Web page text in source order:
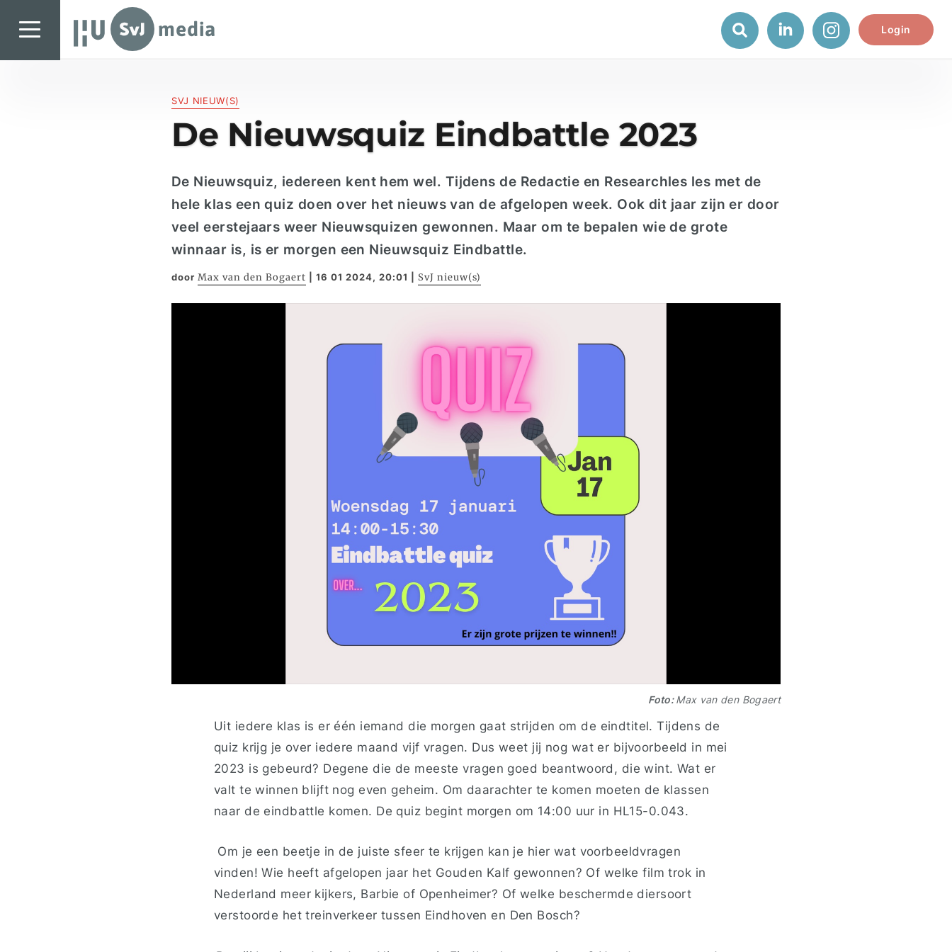
SvJ media Login
SVJ NIEUW(S)
De Nieuwsquiz Eindbattle 2023
De Nieuwsquiz, iedereen kenthem wel. Tijdens de Redactie en Researchles les met de
hele klas een quiz doen over het nieuws van de afgelopen week. Ook dit jaar zijn er door
veel eerstejaars weer Nieuwsquizen gewonnen. Maar om te bepalen wie de grote
winnaar is, is er morgen een Nieuwsquiz Eindbattle.
door Max van den Bogaert 16 01 2024, 20:01 SvJ nieuw(s)
Foto:Max van den Bogaert
Uit iedere klas is er één iemand die morgen gaat strijden om de eindtitel. Tijdens de
quiz krijg je over iedere maand vijf vragen. Dus weet jij nog wat er bijvoorbeeld in mei
2023 is gebeurd? Degene die de meeste vragen goed beantwoord, die wint. Wat er
valt te winnen blijft nog even geheim. Om daarachter te komen moeten de klassen
naar de eindbattle komen. De quiz begint morgen om 14:00 uur in HL15-0.043.
Om je een beetje in de juiste sfeer te krijgen kan je hier wat voorbeeldvragen
vinden! Wie heeft afgelopen jaar het Gouden Kalf gewonnen? Of welke film trok in
Nederland meer kijkers, Barbie of Openheimer? Of welke beschermde diersoort
verstoorde het treinverkeer tussen Eindhoven en Den Bosch?
Specials & International
In de praktijk
Freelancebureau
Introductiefestival
Agenda & Vacatures